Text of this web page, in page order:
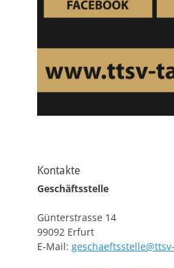
Kontakte
Geschäftsstelle
Günterstrasse 14
99092 Erfurt
E-Mail: